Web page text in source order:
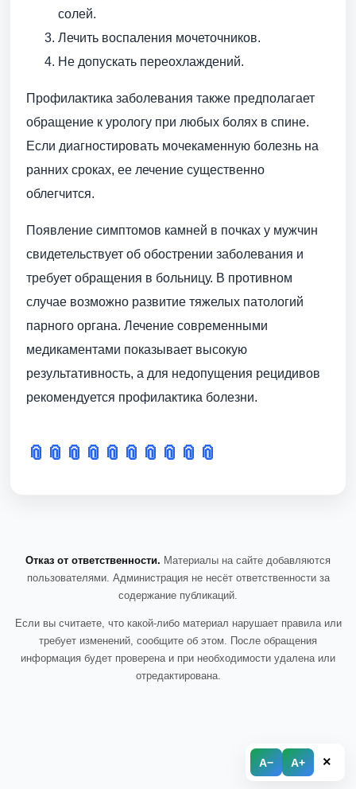
A− A+ ×
солей.
Лечить воспаления мочеточников.
Не допускать переохлаждений.
Профилактика заболевания также предполагает
обращение к урологу при любых болях в спине.
Если диагностировать мочекаменную болезнь на
ранних сроках, ее лечение существенно
облегчится.
Появление симптомов камней в почках у мужчин
свидетельствует об обострении заболевания и
требует обращения в больницу. В противном
случае возможно развитие тяжелых патологий
парного органа. Лечение современными
медикаментами показывает высокую
результативность, а для недопущения рецидивов
рекомендуется профилактика болезни.
📎 📎 📎 📎 📎 📎 📎 📎 📎 📎
Отказ от ответственности. Материалы на сайте добавляются
пользователями. Администрация не несёт ответственности за
содержание публикаций.
Если вы считаете, что какой-либо материал нарушает правила или
требует изменений, сообщите об этом. После обращения
информация будет проверена и при необходимости удалена или
отредактирована.